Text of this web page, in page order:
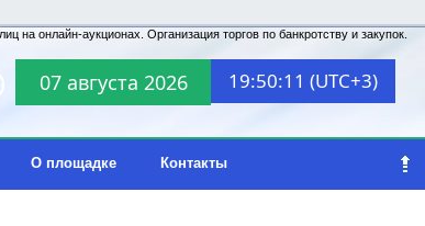
07 августа 2026 19:50:11 (UTC+3)
на онлайн-аукционах. Организация торгов по банкротству и закупок.
О площадке Контакты